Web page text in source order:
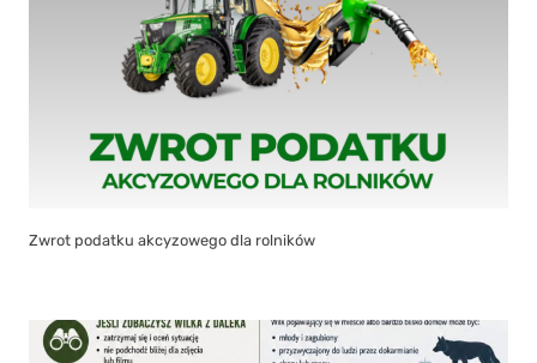
Zwrot podatku akcyzowego dla rolników